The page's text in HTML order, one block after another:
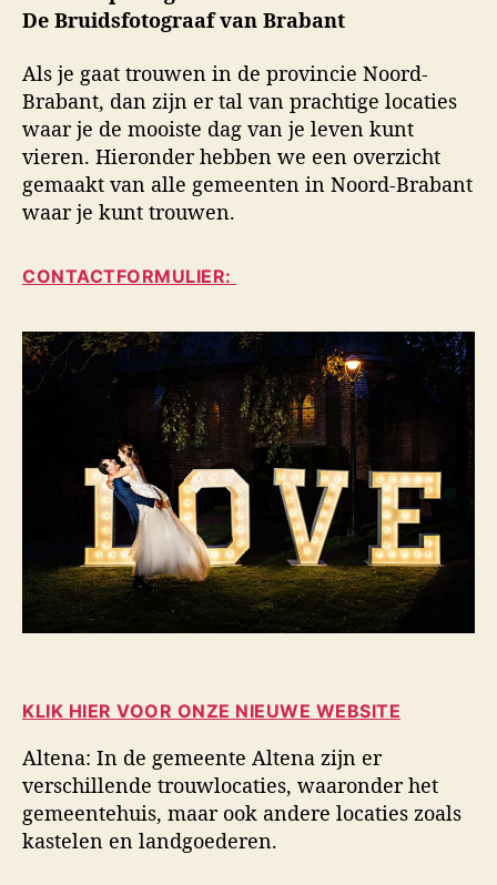
i
d
f
o
t
o
g
r
a
i
t
u
r
t
m
De Bruidsfotograaf van Brabant
Als je gaat trouwen in de provincie Noord-
Brabant, dan zijn er tal van prachtige locaties
waar je de mooiste dag van je leven kunt
vieren. Hieronder hebben we een overzicht
gemaakt van alle gemeenten in Noord-Brabant
waar je kunt trouwen.
CONTACTFORMULIER:
KLIK HIER VOOR ONZE NIEUWE WEBSITE
Altena: In de gemeente Altena zijn er
verschillende trouwlocaties, waaronder het
gemeentehuis, maar ook andere locaties zoals
kastelen en landgoederen.